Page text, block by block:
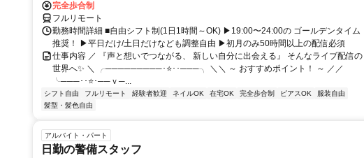
完全歩合制
フルリモート
勤務時間詳細 ■自由シフト制(1日1時間～OK) ▶19:00〜24:00の ゴールデンタイム
推奨！ ▶平日だけ/土日だけなども調整自由 ▶初月のみ50時間以上の配信必須
仕事内容 ／ 『声と想いでつながる、 新しい自分に出会える』 そんなライブ配信の
世界へ✨ ＼ ╭─────────･⭐･･───╮ ＼＼ ～ おすすめポイント！ ～ ／／
╰───･･⭐･──ｖ─...
シフト自由 フルリモート 経験者歓迎 ネイルOK 在宅OK 完全歩合制 ピアスOK
服装自由
髪型・髪色自由
アルバイト・パート
日勤の警備スタッフ